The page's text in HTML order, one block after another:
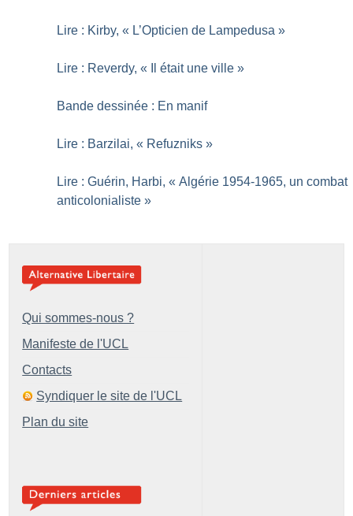
Lire : Kirby, « L’Opticien de Lampedusa »
Lire : Reverdy, « Il était une ville »
Bande dessinée : En manif
Lire : Barzilai, « Refuzniks »
Lire : Guérin, Harbi, « Algérie 1954-1965, un combat
anticolonialiste »
Qui sommes-nous ?
Manifeste de l'UCL
Contacts
Syndiquer le site de l'UCL
Plan du site